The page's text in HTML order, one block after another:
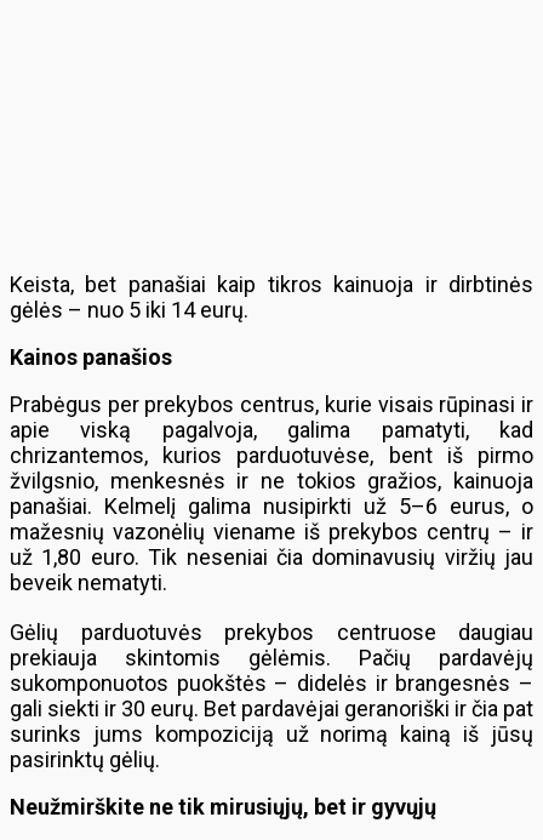
Keista, bet panašiai kaip tikros kainuoja ir dirbtinės
gėlės – nuo 5 iki 14 eurų.
Kainos panašios
Prabėgus per prekybos centrus, kurie visais rūpinasi ir
apie viską pagalvoja, galima pamatyti, kad
chrizantemos, kurios parduotuvėse, bent iš pirmo
žvilgsnio, menkesnės ir ne tokios gražios, kainuoja
panašiai. Kelmelį galima nusipirkti už 5–6 eurus, o
mažesnių vazonėlių viename iš prekybos centrų – ir
už 1,80 euro. Tik neseniai čia dominavusių viržių jau
beveik nematyti.
Gėlių parduotuvės prekybos centruose daugiau
prekiauja skintomis gėlėmis. Pačių pardavėjų
sukomponuotos puokštės – didelės ir brangesnės –
gali siekti ir 30 eurų. Bet pardavėjai geranoriški ir čia pat
surinks jums kompoziciją už norimą kainą iš jūsų
pasirinktų gėlių.
Neužmirškite ne tik mirusiųjų, bet ir gyvųjų